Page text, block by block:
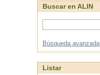
Buscar en ALIN
Búsqueda avanzada
Listar